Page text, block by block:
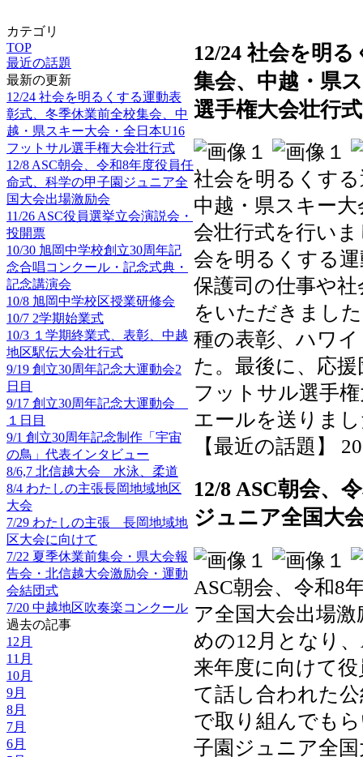
カテゴリ
TOP
最近の話題
最新の更新
12/24 社会を明るくする運動表
彰式、冬季休業前全校集会、中
越・県スキー大会・全日本U16
フットサル選手権大会壮行式
12/8 ASC朝会、令和8年度役員任
命式、科学の甲子園ジュニア全
国大会出場激励会
11/26 ASC役員選挙立会演説会・
投開票
10/30 旭岡中学校創立30周年記
念合唱コンクール・記念式典・
記念講演会
10/8 旭岡中学校区授業研修会
10/7 2学期始業式
10/3 １学期終業式、表彰、中越
地区駅伝大会壮行式
9/19 創立30周年記念大運動会2
日目
9/17 創立30周年記念大運動会
１日目
9/1 創立30周年記念制作「宇宙
の鳥」代表インタビュー
8/6,7 北信越大会 水泳、柔道
8/4 わたしの主張長岡地域地区
大会
7/29 わたしの主張 長岡地域地
区大会に向けて
7/22 夏季休業前集会・県大会報
告会・北信越大会激励会・運動
会結団式
7/20 中越地区吹奏楽コンクール
過去の記事
12月
11月
10月
9月
8月
7月
6月
12/24 社会を明
集会、中越・県
選手権大会壮行式
社会を明るくす
中越・県スキー
会壮行式を行い
会を明るくする
保護司の仕事や
をいただきまし
種の表彰、ハワ
た。最後に、応
フットサル選手
エールを送りま
【最近の話題】
12/8 ASC朝会、
ジュニア全国大
ASC朝会、令和8
ア全国大会出場
めの12月となり
来年度に向けて
て話し合われた
で取り組んでも
子園ジュニア全